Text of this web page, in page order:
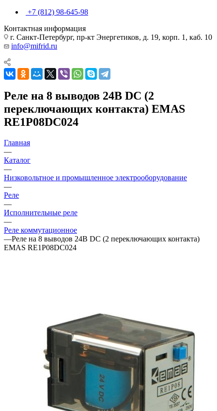
+7 (812) 98-645-98
Контактная информация
г. Санкт-Петербург, пр-кт Энергетиков, д. 19, корп. 1, каб. 10
info@mifrid.ru
Реле на 8 выводов 24В DС (2
переключающих контакта) EMAS
RE1P08DC024
Главная
—
Каталог
—
Низковольтное и промышленное электрооборудование
—
Реле
—
Исполнительные реле
—
Реле коммутационное
—Реле на 8 выводов 24В DС (2 переключающих контакта)
EMAS RE1P08DC024